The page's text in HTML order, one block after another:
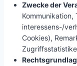
Zwecke der
Kommunikation,
interessens-/
Cookies),